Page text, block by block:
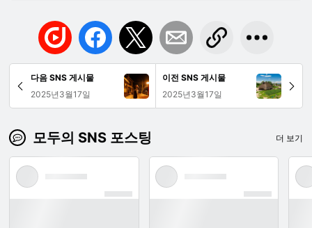
다음 SNS 게시물
2025년3월17일
이전 SNS 게시물
2025년3월17일
모두의 SNS 포스팅 더 보기